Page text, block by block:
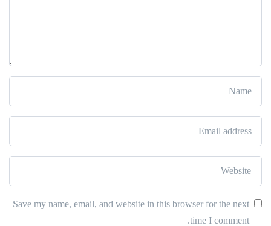
Save my name, email, and website in this browser for the next
time I comment.